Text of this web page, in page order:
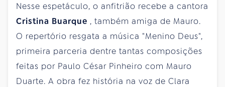
Nesse espetáculo, o anfitrião recebe a cantora
Cristina Buarque , também amiga de Mauro.
O repertório resgata a música "Menino Deus",
primeira parceria dentre tantas composições
feitas por Paulo César Pinheiro com Mauro
Duarte. A obra fez história na voz de Clara